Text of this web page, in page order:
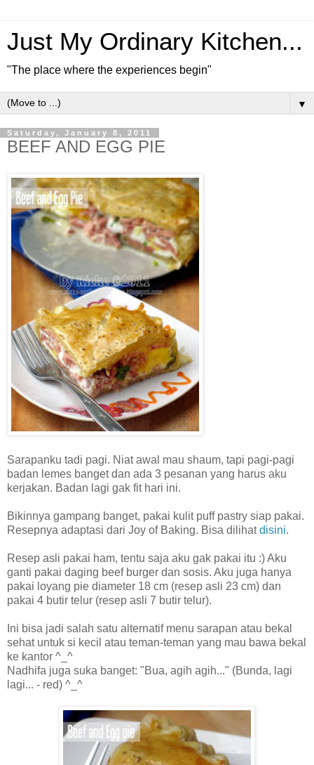
Just My Ordinary Kitchen...
"The place where the experiences begin"
▼
Saturday, January 8, 2011
BEEF AND EGG PIE
Sarapanku tadi pagi. Niat awal mau shaum, tapi pagi-pagi
badan lemes banget dan ada 3 pesanan yang harus aku
kerjakan. Badan lagi gak fit hari ini.
Bikinnya gampang banget, pakai kulit puff pastry siap pakai.
Resepnya adaptasi dari Joy of Baking. Bisa dilihatdisini.
Resep asli pakai ham, tentu saja aku gak pakai itu :) Aku
ganti pakai daging beef burger dan sosis. Aku juga hanya
pakai loyang pie diameter 18 cm (resep asli 23 cm) dan
pakai 4 butir telur (resep asli 7 butir telur).
Ini bisa jadi salah satu alternatif menu sarapan atau bekal
sehat untuk si kecil atau teman-teman yang mau bawa bekal
ke kantor ^_^
Nadhifa juga suka banget: "Bua, agih agih..." (Bunda, lagi
lagi... - red) ^_^